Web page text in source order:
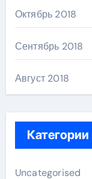
Октябрь 2018
Сентябрь 2018
Август 2018
Категории
Uncategorised